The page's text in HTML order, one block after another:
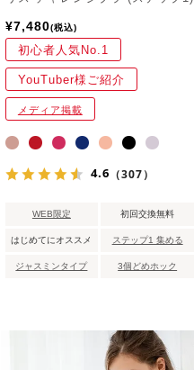
¥7,480 税込
初心者人気No.1
YouTuber様ご紹介
メディア掲載
4.6 （307）
WEB限定 初回交換無料
はじめてにオススメ ステップ1 集める
ジャスミンタイプ 3個どめホック